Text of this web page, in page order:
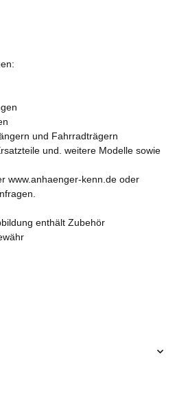
und Fahrradträgern
und. weitere Modelle sowie
www.anhaenger-kenn.de oder
enthält Zubehör